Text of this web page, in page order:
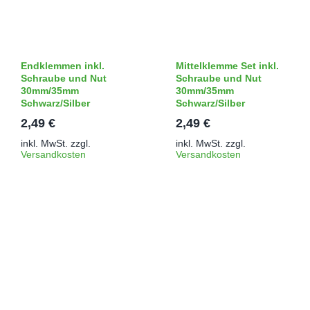
Endklemmen inkl.
Schraube und Nut
30mm/35mm
Schwarz/Silber
2,49 €
inkl. MwSt. zzgl.
Versandkosten
Mittelklemme Set inkl.
Schraube und Nut
30mm/35mm
Schwarz/Silber
2,49 €
inkl. MwSt. zzgl.
Versandkosten